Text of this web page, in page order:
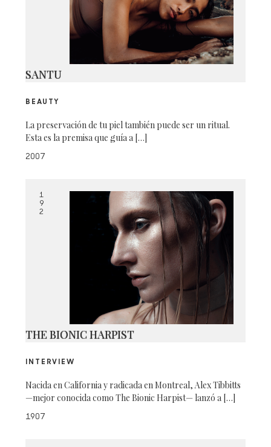
SANTU
BEAUTY
La preservación de tu piel también puede ser un ritual.
Esta es la premisa que guía a […]
2007
1
9
2
THE BIONIC HARPIST
INTERVIEW
Nacida en California y radicada en Montreal, Alex Tibbitts
—mejor conocida como The Bionic Harpist— lanzó a […]
1907